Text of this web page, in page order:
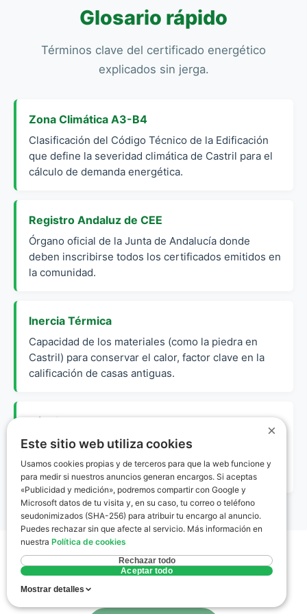
Glosario rápido
Términos clave del certificado energético
explicados sin jerga.
Zona Climática A3-B4
Clasificación del Código Técnico de la Edificación
que define la severidad climática de Castril para el
cálculo de demanda energética.
Registro Andaluz de CEE
Órgano oficial de la Junta de Andalucía donde
deben inscribirse todos los certificados emitidos en
la comunidad.
Inercia Térmica
Capacidad de los materiales (como la piedra en
Castril) para conservar el calor, factor clave en la
calificación de casas antiguas.
Técnico Competente
Profesional con titulación habilitante (arquitectura o
ingeniería) autorizado por ley para firmar
certificados energéticos.
×
Este sitio web utiliza cookies
Usamos cookies propias y de terceros para que la web funcione y
para medir si nuestros anuncios generan encargos. Si aceptas
«Publicidad y medición», podremos compartir con Google y
Microsoft datos de tu visita y, en su caso, tu correo o teléfono
seudonimizados (SHA-256) para atribuir tu encargo al anuncio.
Puedes rechazar sin que afecte al servicio. Más información en
nuestra Política de cookies
Rechazar todo
Aceptar todo
Mostrar detalles